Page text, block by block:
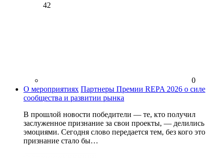
42
0
О мероприятиях Партнеры Премии REPA 2026 о силе
сообщества и развитии рынка
В прошлой новости победители — те, кто получил
заслуженное признание за свои проекты, — делились
эмоциями. Сегодня слово передается тем, без кого это
признание стало бы…